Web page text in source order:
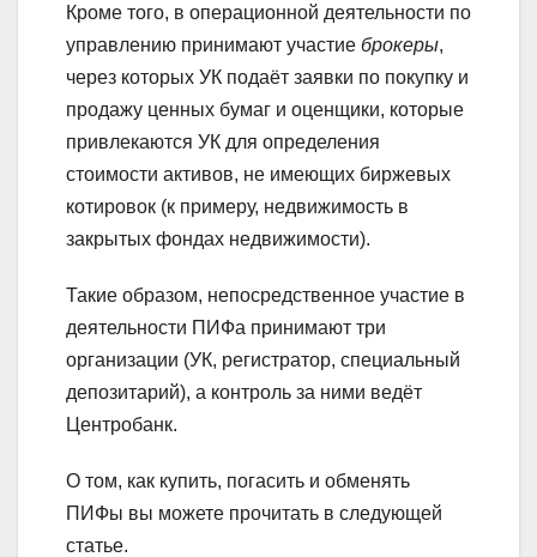
Кроме того, в операционной деятельности по
управлению принимают участие брокеры,
через которых УК подаёт заявки по покупку и
продажу ценных бумаг и оценщики, которые
привлекаются УК для определения
стоимости активов, не имеющих биржевых
котировок (к примеру, недвижимость в
закрытых фондах недвижимости).
Такие образом, непосредственное участие в
деятельности ПИФа принимают три
организации (УК, регистратор, специальный
депозитарий), а контроль за ними ведёт
Центробанк.
О том, как купить, погасить и обменять
ПИФы вы можете прочитать в следующей
статье.